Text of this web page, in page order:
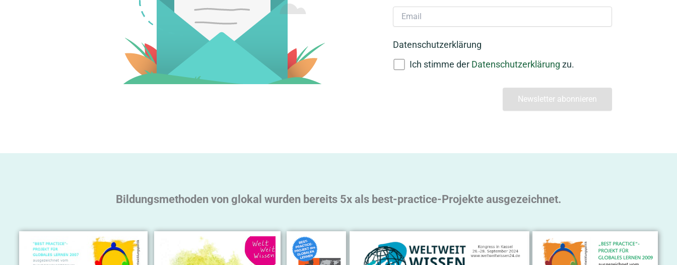
Datenschutzerklärung
Ich stimme der Datenschutzerklärung zu.
i
:
Bildungsmethoden von glokal wurden bereits 5x als best-practice-Projekte ausgezeichnet.